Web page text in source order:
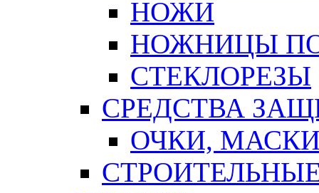
НОЖИ
НОЖНИЦЫ
СТЕКЛОРЕЗЫ
СРЕДСТВА
ОЧКИ,